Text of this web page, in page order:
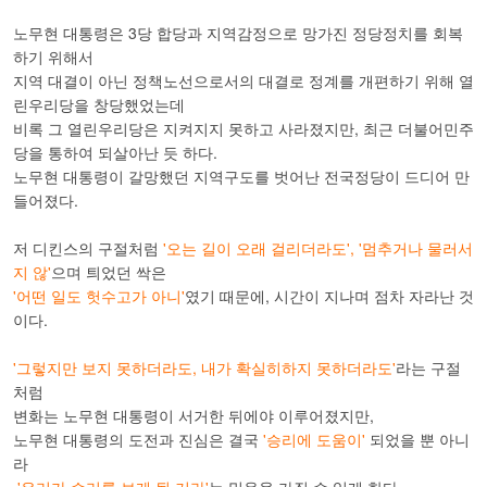
노무현 대통령은 3당 합당과 지역감정으로 망가진 정당정치를 회복
하기 위해서
지역 대결이 아닌 정책노선으로서의 대결로 정계를 개편하기 위해 열
린우리당을 창당했었는데
비록 그 열린우리당은 지켜지지 못하고 사라졌지만, 최근 더불어민주
당을 통하여 되살아난 듯 하다.
노무현 대통령이 갈망했던 지역구도를 벗어난 전국정당이 드디어 만
들어졌다.
저 디킨스의 구절처럼 '오는 길이 오래 걸리더라도', '멈추거나 물러서
지 않'으며 틔었던 싹은
'어떤 일도 헛수고가 아니'였기 때문에, 시간이 지나며 점차 자라난 것
이다.
'그렇지만 보지 못하더라도, 내가 확실히하지 못하더라도'라는 구절
처럼
변화는 노무현 대통령이 서거한 뒤에야 이루어졌지만,
노무현 대통령의 도전과 진심은 결국 '승리에 도움이' 되었을 뿐 아니
라